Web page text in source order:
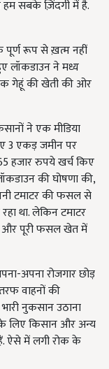
हम सबके ज़िंदगी में है.
पूर्ण रूप से ख़त्म नहीं
लॉकडाउन ने मध्य
गेहूं की खेती की ओर
ने एक मीडिया
3 एकड़ जमीन पर
हजार रुपये खर्च किए
की घोषणा की,
टमाटर की फसल से
था. लेकिन टमाटर
और पूरी फसल खेत में
अपना रोजगार छोड़
वाहनों की
नुकसान उठाना
लिए किसान और अन्य
ऐसे में लगी रोक के